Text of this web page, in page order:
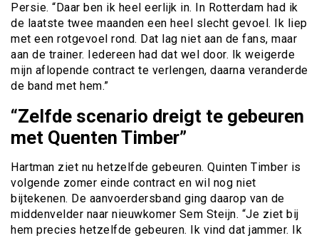
Persie. “Daar ben ik heel eerlijk in. In Rotterdam had ik
de laatste twee maanden een heel slecht gevoel. Ik liep
met een rotgevoel rond. Dat lag niet aan de fans, maar
aan de trainer. Iedereen had dat wel door. Ik weigerde
mijn aflopende contract te verlengen, daarna veranderde
de band met hem.”
“Zelfde scenario dreigt te gebeuren
met Quenten Timber”
Hartman ziet nu hetzelfde gebeuren. Quinten Timber is
volgende zomer einde contract en wil nog niet
bijtekenen. De aanvoerdersband ging daarop van de
middenvelder naar nieuwkomer Sem Steijn. “Je ziet bij
hem precies hetzelfde gebeuren. Ik vind dat jammer. Ik